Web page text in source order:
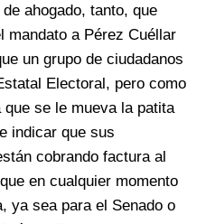
ahogado, tanto, que
mandato a Pérez Cuéllar
un grupo de ciudadanos
Electoral, pero como
se le mueva la patita
indicar que sus
cobrando factura al
en cualquier momento
ya sea para el Senado o